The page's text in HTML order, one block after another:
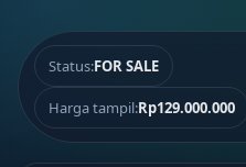
Status:FOR SALE
Harga tampil:Rp129.000.000